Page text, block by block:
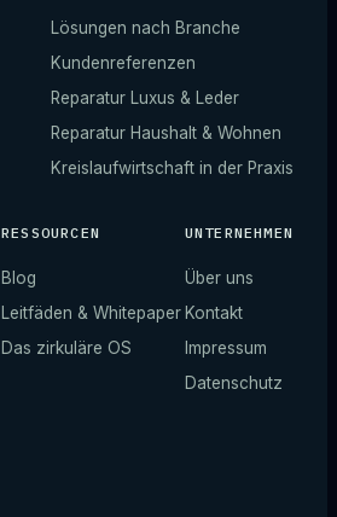
Lösungen nach Branche
Kundenreferenzen
Reparatur Luxus & Leder
Reparatur Haushalt & Wohnen
Kreislaufwirtschaft in der Praxis
RESSOURCEN
Blog
Leitfäden & Whitepaper
Das zirkuläre OS
UNTERNEHMEN
Über uns
Kontakt
Impressum
Datenschutz